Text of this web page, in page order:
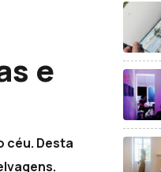
e
céu. Desta